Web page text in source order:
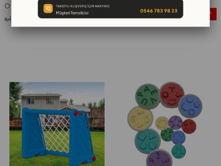
Oyunu
₺4.599,00
₺5.899,00
İndirim
₺499,00
₺599,00
%17
İndirim